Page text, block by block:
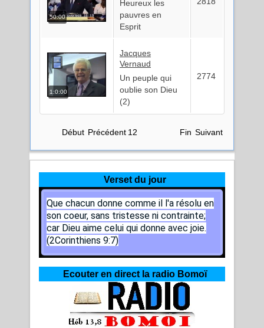
50:00
Heureux les
pauvres en
Esprit
1:0:00
Jacques
Vernaud
Un peuple qui
oublie son Dieu
(2)
2774
Début Précédent 12 Suivant
Fin
Verset du jour
Que chacun donne comme il l'a résolu en
son coeur, sans tristesse ni contrainte;
car Dieu aime celui qui donne avec joie.
(2Corinthiens 9:7)
Ecouter en direct la radio Bomoï